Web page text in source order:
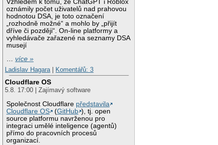
Vzhledem k tomu, že ChatGPT i Roblox
oznámily počet uživatelů nad prahovou
hodnotou DSA, je toto označení
„rozhodně možné“ a mohlo by „přijít
dříve či později“. On-line platformy a
vyhledávače zařazené na seznamy DSA
musejí
…více »
Ladislav Hagara
Komentářů: 3
Cloudflare OS
5.8. 17:00 | Zajímavý software
Společnost Cloudflare představila
Cloudflare OS
(GitHub ), tj. open
source platformu navrženou pro
integraci umělé inteligence (agentů)
přímo do pracovních procesů
organizací.